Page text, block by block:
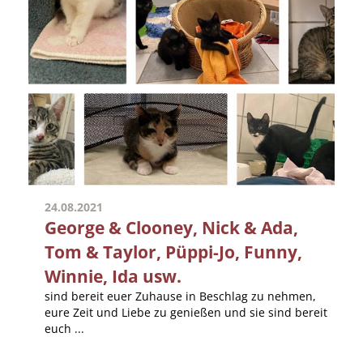
24.08.2021
George & Clooney, Nick & Ada,
Tom & Taylor, Püppi-Jo, Funny,
Winnie, Ida usw.
sind bereit euer Zuhause in Beschlag zu nehmen,
eure Zeit und Liebe zu genießen und sie sind bereit
euch ...